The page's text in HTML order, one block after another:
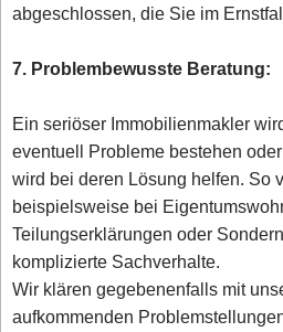
abgeschlossen, die Sie im
7. Problembewusste Beratung:
Ein seriöser Immobilienmakler
eventuell Probleme bestehen
wird bei deren Lösung helfen. So
beispielsweise bei
Teilungserklärungen oder
komplizierte Sachverhalte.
Wir klären gegebenenfalls mit
aufkommenden